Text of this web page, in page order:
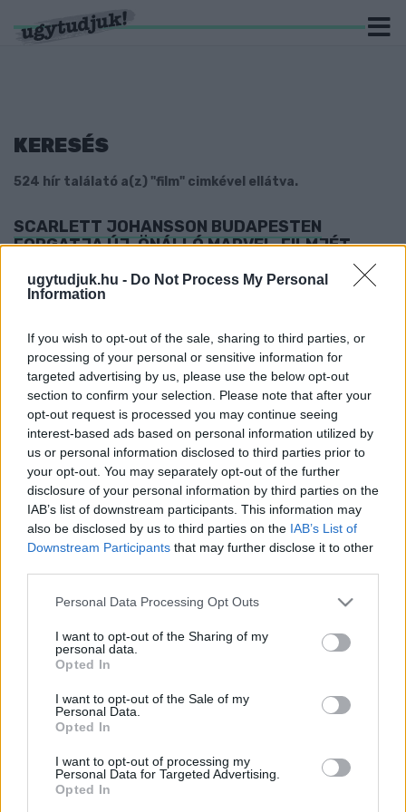
ugytudjuk.hu - Do Not Process My Personal
Information
If you wish to opt-out of the sale, sharing to third parties, or
processing of your personal or sensitive information for
targeted advertising by us, please use the below opt-out
section to confirm your selection. Please note that after your
opt-out request is processed you may continue seeing
interest-based ads based on personal information utilized by
us or personal information disclosed to third parties prior to
your opt-out. You may separately opt-out of the further
disclosure of your personal information by third parties on the
IAB’s list of downstream participants. This information may
also be disclosed by us to third parties on the IAB’s List of
Downstream Participants that may further disclose it to other
Please note that this website/app uses one or more Google
not limited to your visit or usage behaviour. You may click to
grant or deny consent to Google and its third-party tags to
use your data for below specified purposes in below Google
consent section.
Personal Data Processing Opt Outs
I want to opt-out of the Sharing of my
personal data.
Opted In
I want to opt-out of the Sale of my
Personal Data.
Opted In
I want to opt-out of processing my
Personal Data for Targeted Advertising.
Opted In
KERESÉS
524 hír találató a(z) "film" cimkével ellátva.
SCARLETT JOHANSSON BUDAPESTEN
FORGATJA ÚJ, ÖNÁLLÓ MARVEL-FILMJÉT
2019. június. 25. 17:49
Végre kiderül, mi történt a Fekete Özveggyel a fővárosunkban?
VILÁGHÍRŰ RENDEZŐ
2019. június. 15. 14:21
96 éves volt.
VIDEÓ - KIJÖTT A SZOMBATHELYI FILMESEK
VILÁGHÁBORÚS FILMJÉNEK LEGÚJABB
ELŐZETESE
2019. május. 31. 10:57
A QUEEN ÉS ELTON JOHN UTÁN BOY GEORGE
ÉLETÉRŐL IS FILM KÉSZÜL HOLLYWOODBAN
2019. május. 30. 16:24
A film megmutatja, hogyan lett az énekes ír munkáscsalád
sarjából világsztár.
A SZIGORÚ ABORTUSZTÖRVÉNY MIATT A
FORGATÁSAI BEFEJEZÉSÉT
2019. május. 30. 14:56
államba, de a törvény miatt sokan felháborodtak Hollywoodban.
IDÉN EDDIG AZ ÍGY NEVELD A SÁRKÁNYODAT
MOZINÉZŐT MAGYARORSZÁGON
2019. május. 28. 18:07